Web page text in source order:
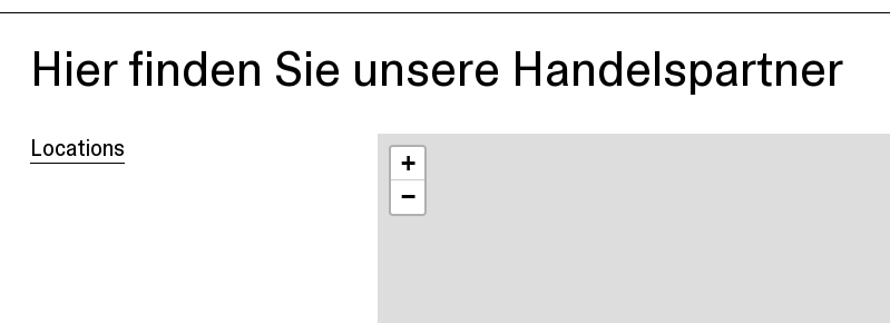
Hier finden Sie unsere Handelspartner
Locations
+
−